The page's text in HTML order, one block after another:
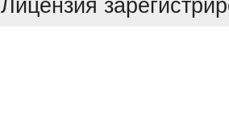
Лицензия